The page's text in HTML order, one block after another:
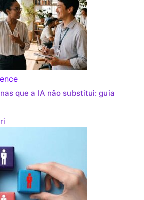
que a IA não substitui: guia